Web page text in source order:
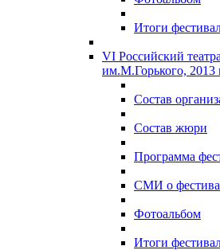
Итоги
VI Российский
им.М.Горького, 2013
Состав
Состав жюри
Программа
СМИ о
Фотоальбом
Итоги